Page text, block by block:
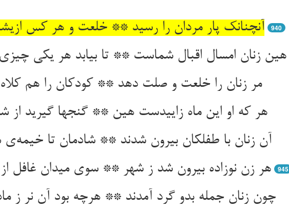
آنچنانک پار مردان را رسید ** خلعت و هر کس 940
هین زنان امسال اقبال شماست ** تا بیابد هر یکی
مر زنان را خلعت و صلت دهد ** کودکان را هم کلاه
هر که او این ماه زاییدست هین ** گنجها گیرید از
آن زنان با طفلکان بیرون شدند ** شادمان تا خیمه‌ی
هر زن نوزاده بیرون شد ز شهر ** سوی میدان غافل از
945
چون زنان جمله بدو گرد آمدند ** هرچه بود آن نر ز